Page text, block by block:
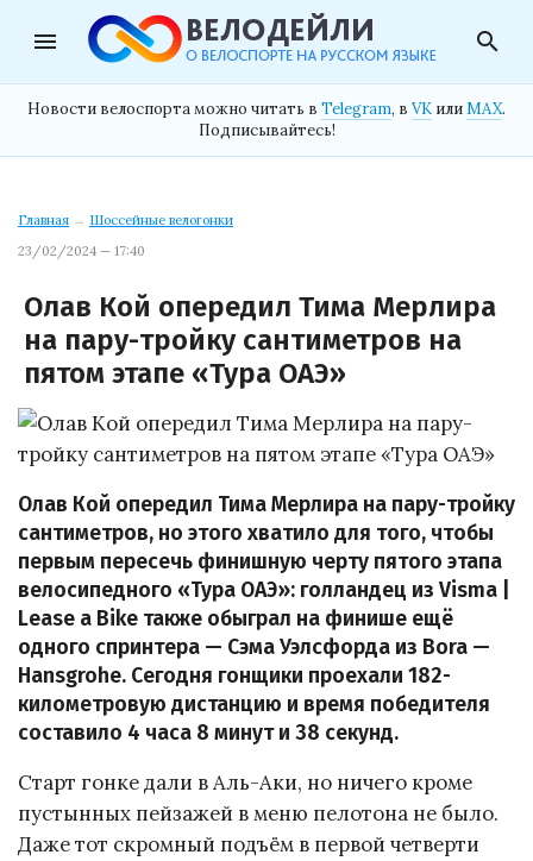
menu search
Новости велоспорта можно читать в Telegram, в VK илиMAX.
Подписывайтесь!
Главная → Шоссейные велогонки
23/02/2024 — 17:40
Олав Кой опередил Тима Мерлира
на пару-тройку сантиметров на
пятом этапе «Тура ОАЭ»
Олав Кой опередил Тима Мерлира на пару-тройку
сантиметров, но этого хватило для того, чтобы
первым пересечь финишную черту пятого этапа
велосипедного «Тура ОАЭ»: голландец из Visma |
Lease a Bike также обыграл на финише ещё
одного спринтера — Сэма Уэлсфорда из Bora —
Hansgrohe. Сегодня гонщики проехали 182-
километровую дистанцию и время победителя
составило 4 часа 8 минут и 38 секунд.
Старт гонке дали в Аль-Аки, но ничего кроме
пустынных пейзажей в меню пелотона не было.
Даже тот скромный подъём в первой четверти